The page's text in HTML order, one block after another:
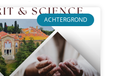
ACHTERGROND